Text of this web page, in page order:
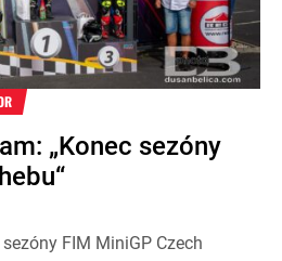
„Konec sezóny
FIM MiniGP Czech